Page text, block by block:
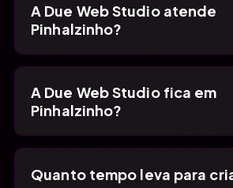
A Due Web Studio atende
Pinhalzinho?
A Due Web Studio fica em
Pinhalzinho?
Quanto tempo leva para